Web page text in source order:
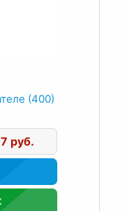
(400)
руб.